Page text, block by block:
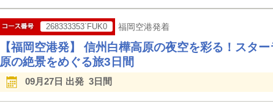
268333353`FUK0 福岡空港発着
【福岡空港発】 信州白樺高原の夜空を彩る！スタ
原の絶景をめぐる旅3日間
09月27日 出発 3日間